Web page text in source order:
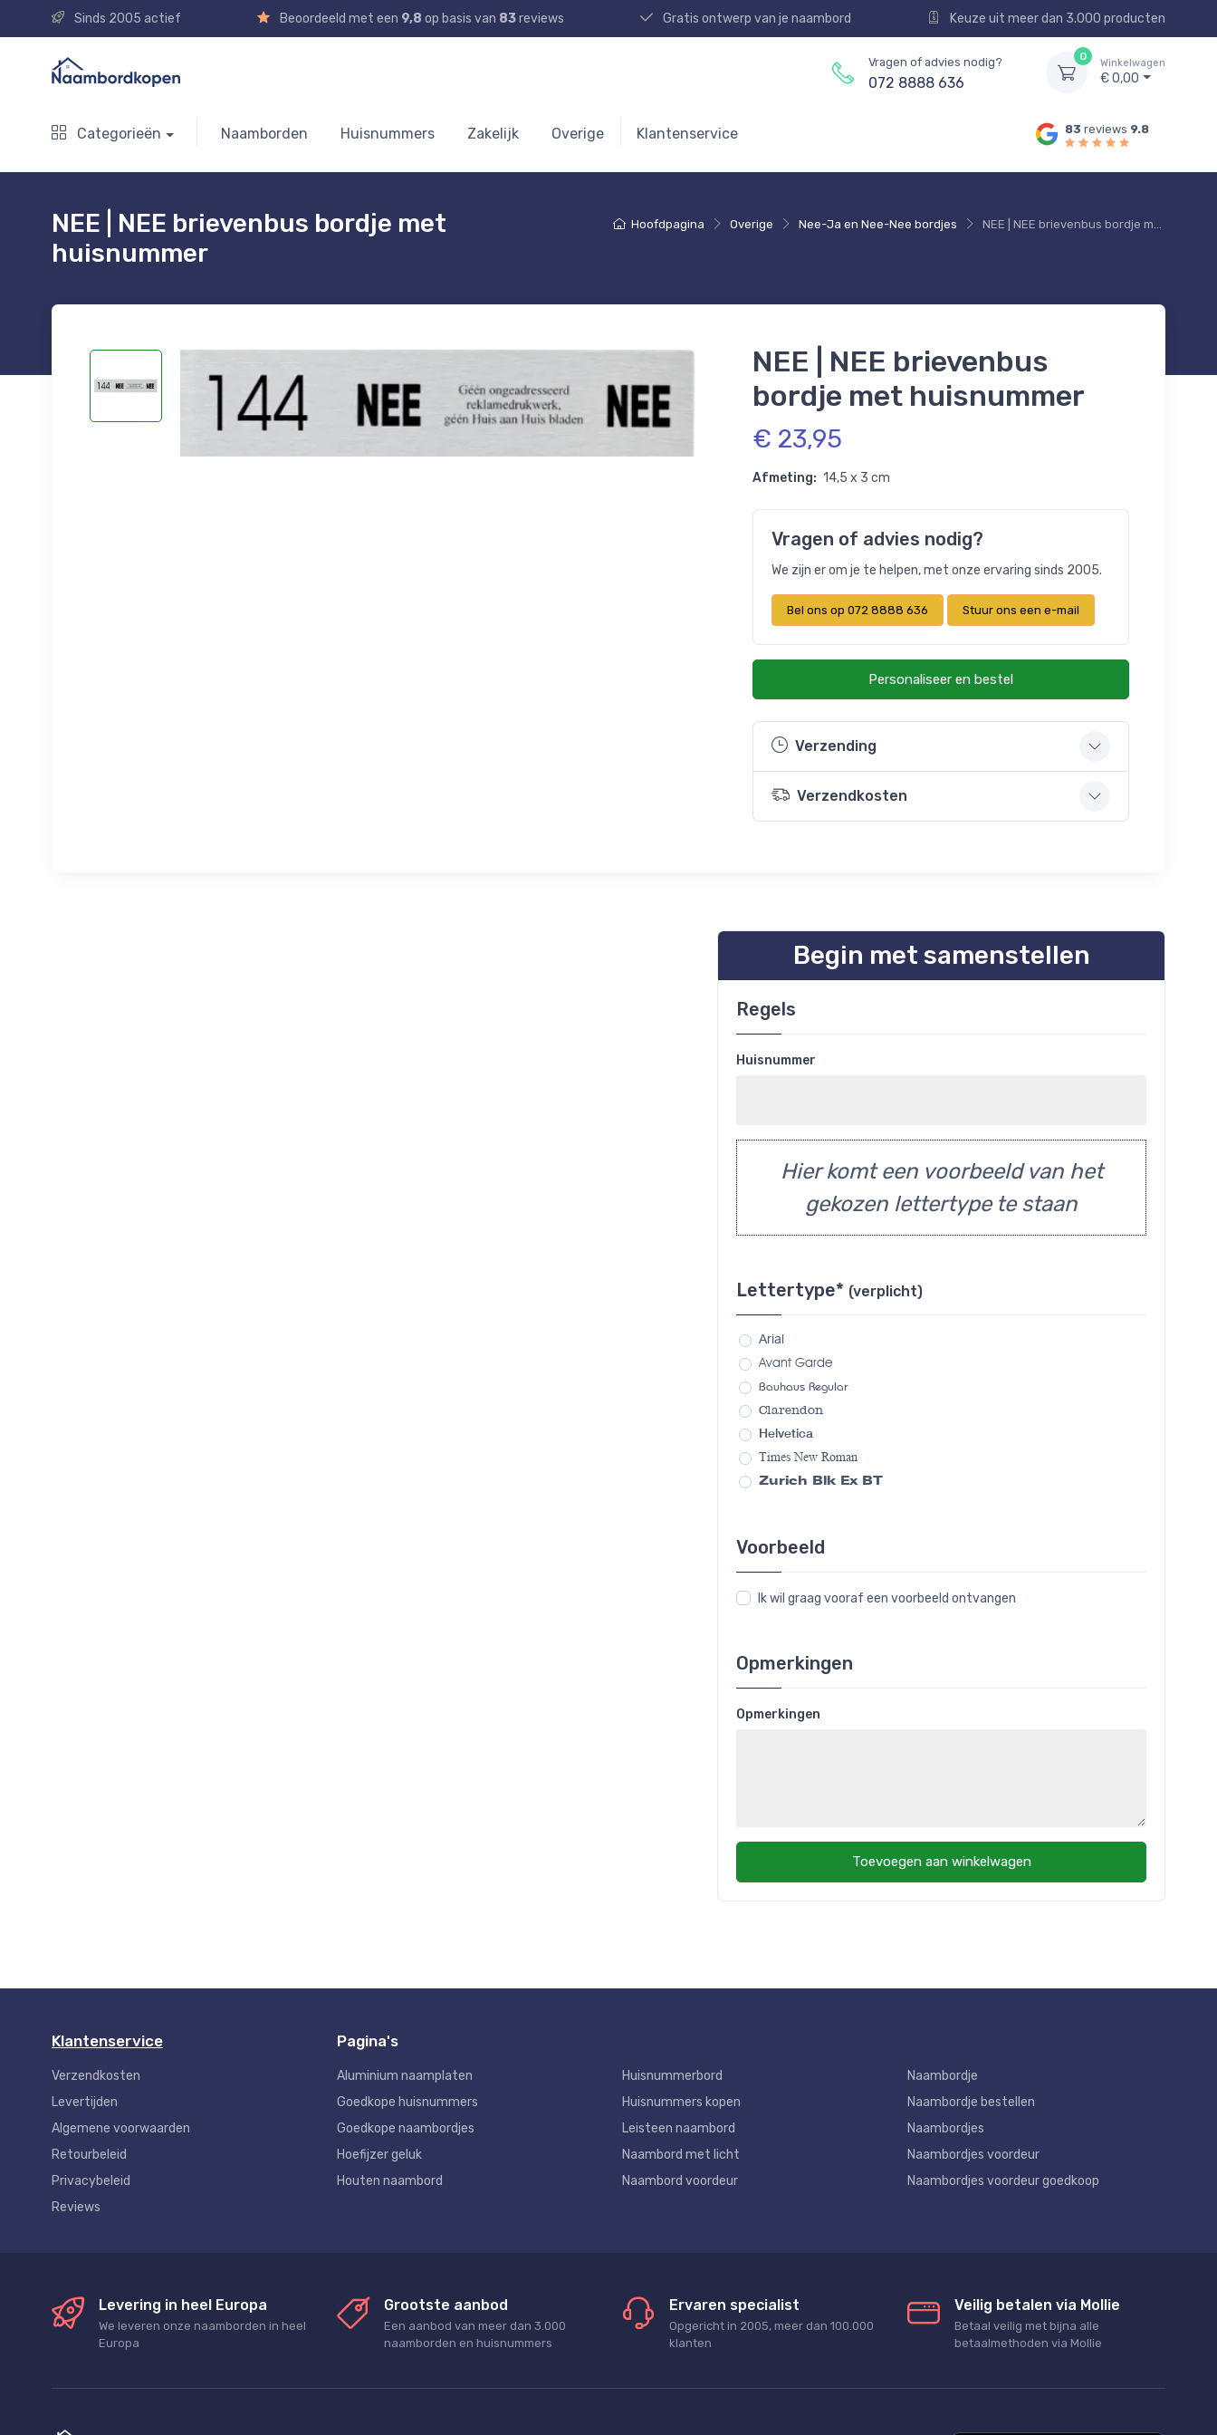
Sinds 2005 actief Beoordeeld met een 9,8 op basis van 83reviews Gratis ontwerp van je naambord Keuze uit meer dan 3.000 producten
Vragen of advies nodig?
072 8888 636
0
Winkelwagen
€ 0,00
Categorieën Naamborden Huisnummers Zakelijk Overige Klantenservice 83 reviews 9.8
Hoofdpagina Overige Nee-Ja en Nee-Nee bordjes NEE | NEE brievenbus bordje met huisnummer
NEE | NEE brievenbus bordje met
huisnummer
NEE | NEE brievenbus
bordje met huisnummer
€ 23,95
Afmeting: 14,5 x 3 cm
Vragen of advies nodig?
We zijn er om je te helpen, met onze ervaring sinds 2005.
Bel ons op 072 8888 636 Stuur ons een e-mail
Personaliseer en bestel
Verzending
Verzendkosten
Begin met samenstellen
Regels
Huisnummer
Hier komt een voorbeeld van het
gekozen lettertype te staan
Lettertype* (verplicht)
Arial
Avant Garde
Bauhaus Regular
Clarendon
Helvetica
Times New Roman
Zurich Blk Ex BT
Voorbeeld
Ik wil graag vooraf een voorbeeld ontvangen
Opmerkingen
Opmerkingen
Toevoegen aan winkelwagen
Klantenservice
Verzendkosten
Levertijden
Algemene voorwaarden
Retourbeleid
Privacybeleid
Reviews
Pagina's
Aluminium naamplaten
Goedkope huisnummers
Goedkope naambordjes
Hoefijzer geluk
Houten naambord
Huisnummerbord
Huisnummers kopen
Leisteen naambord
Naambord met licht
Naambord voordeur
Naambordje
Naambordje bestellen
Naambordjes
Naambordjes voordeur
Naambordjes voordeur goedkoop
Levering in heel Europa
We leveren onze naamborden in heel
Europa
Grootste aanbod
Een aanbod van meer dan 3.000
naamborden en huisnummers
Ervaren specialist
Opgericht in 2005, meer dan 100.000
klanten
Veilig betalen via Mollie
Betaal veilig met bijna alle
betaalmethoden via Mollie